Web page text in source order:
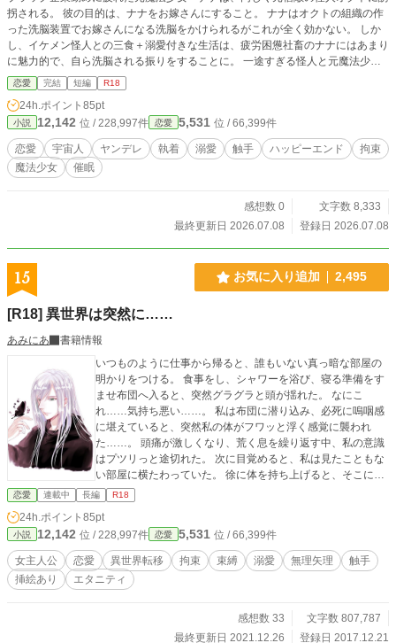
拐される。 彼の目的は、ナナをお嫁さんにすること。 ナナはオクトの組織の作
った洗脳装置でお嫁さんになる洗脳をかけられるがこれが全く効かない。 しか
し、イケメン怪人との三食＋溺愛付きな生活は、疲労困憊社畜のナナにはあまり
に魅力的で、自ら洗脳される振りをすることに。 一途すぎる怪人と元魔法少女
が織りなす、触手×溺愛のラブコメディー。
恋愛 完結 短編 R18
24h.ポイント 85pt
小説 12,142 位 / 228,997件 恋愛 5,531 位 / 66,399件
恋愛 宇宙人 ヤンデレ 執着 溺愛 触手 ハッピーエンド
拘束
魔法少女
催眠
感想数 0
文字数 8,333
最終更新日 2026.07.08
登録日 2026.07.08
15 お気に入り追加 2,495
[R18] 異世界は突然に……
あみにあ
書籍情報
いつものように仕事から帰ると、誰もいない真っ暗な部屋の
明かりをつける。 食事をし、シャワーを浴び、寝る準備をす
ませ布団へ入ると、突然グラグラと頭が揺れた。 なにこ
れ……気持ち悪い……。 私は布団に潜り込み、必死に嗚咽感
に堪えていると、突然私の体がフワッと浮く感覚に襲われ
た……。 頭痛が激しくなり、荒く息を繰り返す中、私の意識
はプツリっと途切れた。 次に目覚めると、私は見たこともな
い部屋に横たわっていた。 徐に体を持ち上げると、そこには
綺麗な顔立ちをした男が二人、私に笑みを浮かべていた。 ***
****************** ※27話で第一章完結致します。 ※84話で第
二章完結致します。 ※162話で第三章完結致します。 ※181
話で第四章完結致します。 ※356話で第五章完結致します。
《イラストは@tamagokikaku様(Twitter)より提供して頂きま
した》 短編で投稿しておりました、〇〇×私の連載版となり
ます。 (俺様王子×私・ドS魔導士×私・ヤンデレ騎士×私・年
りますので、ご安心下さい。 それでは宜しくお願いいたしま
恋愛 連載中 長編 R18
24h.ポイント 85pt
小説 12,142 位 / 228,997件 恋愛 5,531 位 / 66,399件
女主人公 恋愛 異世界転移 拘束 束縛 溺愛 無理矢理
触手
挿絵あり
エタニティ
感想数 33
文字数 807,787
最終更新日 2021.12.26
登録日 2017.12.21